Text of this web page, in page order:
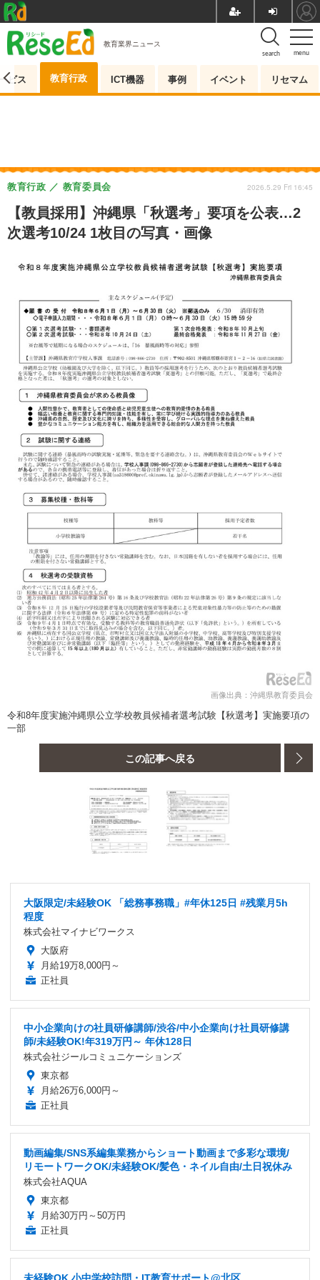
menu
search
教育業界ニュース
ビス 教育行政 ICT機器 事例 イベント リセマム
【教員採用】沖縄県「秋選考」要項を公表…2
次選考10/24 1枚目の写真・画像
教育行政 教育委員会 2026.5.29 Fri 16:45
画像出典：沖縄県教育委員会
令和8年度実施沖縄県公立学校教員候補者選考試験【秋選考】実施要項の
一部
この記事へ戻る
大阪限定/未経験OK 「総務事務職」#年休125日 #残業月5h
程度
株式会社マイナビワークス
大阪府
月給19万8,000円～
正社員
中小企業向けの社員研修講師/渋谷/中小企業向け社員研修講
師/未経験OK!年319万円～ 年休128日
株式会社ジールコミュニケーションズ
東京都
月給26万6,000円～
正社員
動画編集/SNS系編集業務からショート動画まで多彩な環境/
リモートワークOK/未経験OK/髪色・ネイル自由/土日祝休み
株式会社AQUA
東京都
月給30万円～50万円
正社員